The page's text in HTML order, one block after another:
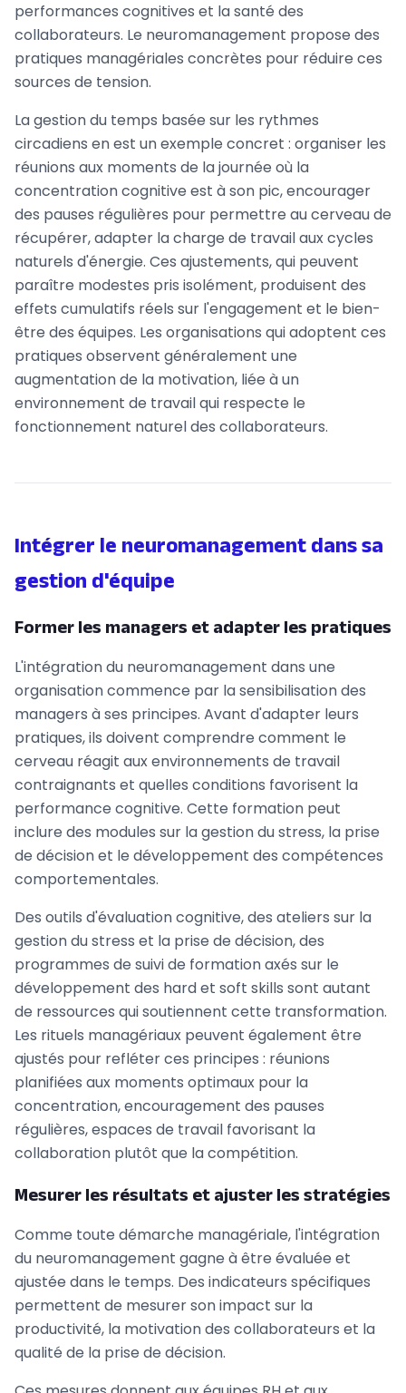
performances cognitives et la santé des
collaborateurs. Le neuromanagement propose des
pratiques managériales concrètes pour réduire ces
sources de tension.
La gestion du temps basée sur les rythmes
circadiens en est un exemple concret : organiser les
réunions aux moments de la journée où la
concentration cognitive est à son pic, encourager
des pauses régulières pour permettre au cerveau de
récupérer, adapter la charge de travail aux cycles
naturels d'énergie. Ces ajustements, qui peuvent
paraître modestes pris isolément, produisent des
effets cumulatifs réels sur l'engagement et le bien-
être des équipes. Les organisations qui adoptent ces
pratiques observent généralement une
augmentation de la motivation, liée à un
environnement de travail qui respecte le
fonctionnement naturel des collaborateurs.
Intégrer le neuromanagement dans sa
gestion d'équipe
Former les managers et adapter les pratiques
L'intégration du neuromanagement dans une
organisation commence par la sensibilisation des
managers à ses principes. Avant d'adapter leurs
pratiques, ils doivent comprendre comment le
cerveau réagit aux environnements de travail
contraignants et quelles conditions favorisent la
performance cognitive. Cette formation peut
inclure des modules sur la gestion du stress, la prise
de décision et le développement des compétences
comportementales.
Des outils d'évaluation cognitive, des ateliers sur la
gestion du stress et la prise de décision, des
programmes de suivi de formation axés sur le
développement des hard et soft skills sont autant
de ressources qui soutiennent cette transformation.
Les rituels managériaux peuvent également être
ajustés pour refléter ces principes : réunions
planifiées aux moments optimaux pour la
concentration, encouragement des pauses
régulières, espaces de travail favorisant la
collaboration plutôt que la compétition.
Mesurer les résultats et ajuster les stratégies
Comme toute démarche managériale, l'intégration
du neuromanagement gagne à être évaluée et
ajustée dans le temps. Des indicateurs spécifiques
permettent de mesurer son impact sur la
productivité, la motivation des collaborateurs et la
qualité de la prise de décision.